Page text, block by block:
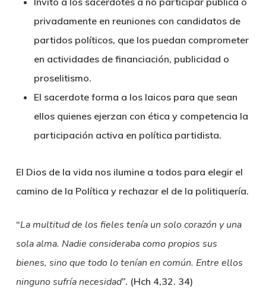
privadamente en reuniones con candidatos de
partidos políticos, que los puedan comprometer
en actividades de financiación, publicidad o
proselitismo.
El sacerdote forma a los laicos para que sean
ellos quienes ejerzan con ética y competencia la
participación activa en política partidista.
El Dios de la vida nos ilumine a todos para elegir el
camino de la Política y rechazar el de la politiquería.
“La multitud de los fieles tenía un solo corazón y una
sola alma. Nadie consideraba como propios sus
bienes, sino que todo lo tenían en común. Entre ellos
ninguno sufría necesidad”. (Hch 4,32. 34)